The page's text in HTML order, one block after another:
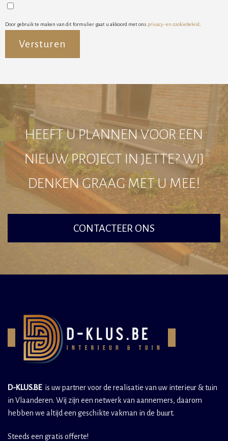
Door gebruik te maken van dit formulier gaat u akkoord met ons privacy- en cookiebeleid
HEEFT U PLANNEN VOOR EEN
NIEUW PROJECT IN JETTE? WIJ
DENKEN GRAAG MET U MEE!
CONTACTEER ONS
D-KLUS.BEis uw partner voor de realisatie van uw interieur & tuin
in Vlaanderen. Wij zijn een netwerk van aannemers, daarom
hebben we altijd een geschikte vakman in de buurt.
Steeds een gratis offerte!